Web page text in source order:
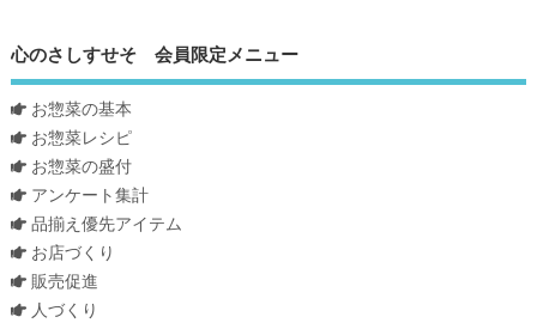
心のさしすせそ 会員限定メニュー
お惣菜の基本
お惣菜レシピ
お惣菜の盛付
アンケート集計
品揃え優先アイテム
お店づくり
販売促進
人づくり